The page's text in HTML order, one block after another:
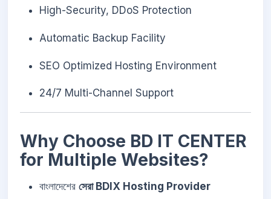
High-Security, DDoS Protection
Automatic Backup Facility
SEO Optimized Hosting Environment
24/7 Multi-Channel Support
Why Choose BD IT CENTER
for Multiple Websites?
বাংলাদেশের সেরা BDIX Hosting Provider